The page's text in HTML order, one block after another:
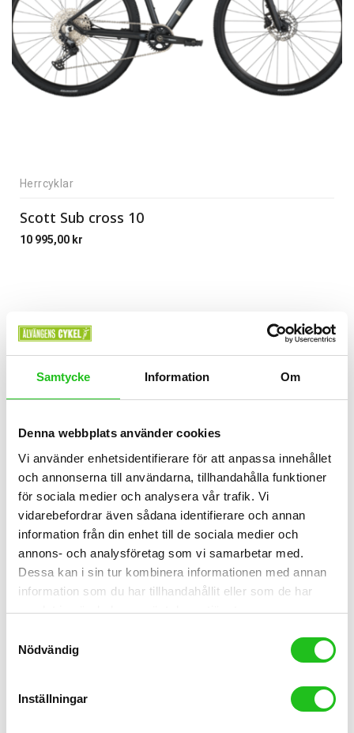
Samtycke Information Om
Denna webbplats använder cookies
Vi använder enhetsidentifierare för att anpassa innehållet
och annonserna till användarna, tillhandahålla funktioner
för sociala medier och analysera vår trafik. Vi
vidarebefordrar även sådana identifierare och annan
information från din enhet till de sociala medier och
annons- och analysföretag som vi samarbetar med.
Dessa kan i sin tur kombinera informationen med annan
information som du har tillhandahållit eller som de har
samlat in när du har använt deras tjänster.
Nödvändig
Inställningar
Herrcyklar
Scott Sub cross 10
10 995,00 kr
Herrcyklar
8 995,00kr